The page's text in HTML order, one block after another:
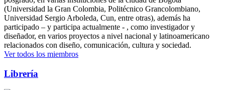
(Universidad la Gran Colombia, Politécnico Grancolombiano,
Universidad Sergio Arboleda, Cun, entre otras), además ha
participado – y participa actualmente - , como investigador y
diseñador, en varios proyectos a nivel nacional y latinoamericano
relacionados con diseño, comunicación, cultura y sociedad.
Ver todos los miembros
Librería